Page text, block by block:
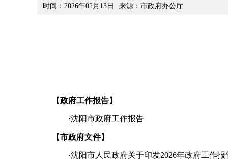
时间：2026年02月13日 来源：市政府办公厅
【政府工作报告】
·沈阳市政府工作报告
【市政府文件】
·沈阳市人民政府关于印发2026年政府工作